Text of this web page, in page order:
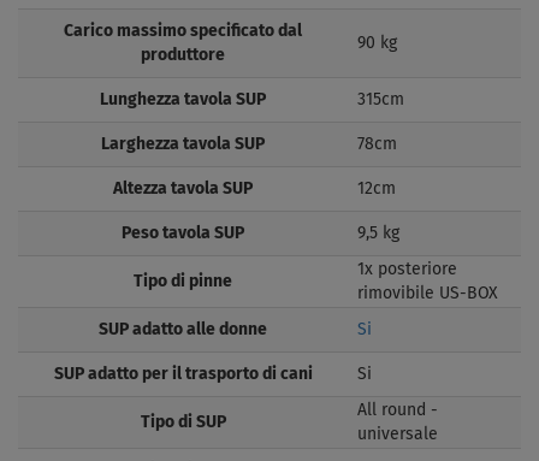
Carico massimo specificato dal
produttore
90 kg
Lunghezza tavola SUP 315cm
Larghezza tavola SUP 78cm
Altezza tavola SUP 12cm
Peso tavola SUP 9,5 kg
Tipo di pinne
1x posteriore
rimovibile US-BOX
SUP adatto alle donne Si
SUP adatto per il trasporto di cani Si
Tipo di SUP
All round -
universale